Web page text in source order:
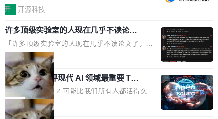
与80PLUS钛金能效；支持ATX 3.1与PCIe 5.1
实时LCD监控屏，可充分满足当下高阶PC主机
的严苛使用需求。 澎湃功率，紧凑机身 钛金雕1
600PG5 AI TOP具备强悍输出功率，同时实现
机身尺寸大幅精简。整机长度仅16厘米，属于同
功率段机身尺寸十分紧凑的1600W电源产品。小
巧机身有效提升市面主流标准A...
的价值重构。全球全案品牌代理机构市场从2025
复合增长率达5.44%,预计2032年将突破120亿美
元。数字广告与公共关系相关服务市场更是从20
25年的8463亿美元扩张至2026年的8763亿美
元。数字的背后是一个清晰的事实——品牌对专
业化营销服务的需求从未如此迫切。 但市场扩容
的同时,服务商的竞争逻辑正在改变。2026年Top
Agency年度合辑的观察指出,“产品”这个离消费
者最近的载体,在整个品牌营销层面的权重显著变
开 开源科技
许多顶级实验室的人现在几乎不读论文
了
「许多顶级实验室的人现在几乎不读论文了，而
且他们认为 ICLR/ICML/NeurIPS 充斥着大量过
度宣传和欺诈。」 OpenAI 研究员 Keller Jorda
n 这条推文引发了广泛讨论。他不是在说风凉
话，他是说出了一个圈内人尽皆知但很少公开捅
破的事实。 Jordan 随后补充了一句软化声明：
「我不认为这些会议上大部分论文都在过度宣传
局
xAI 前工程师评现代 AI 领域最重要 Top
3 开源项目
Flash Attention 2 可能比我们所有人都活得久。
这句话不是来自某个技术博客，而是出自 Hieu
Pham 的一条推文。Hieu Pham 是谁？他是 xAI
局